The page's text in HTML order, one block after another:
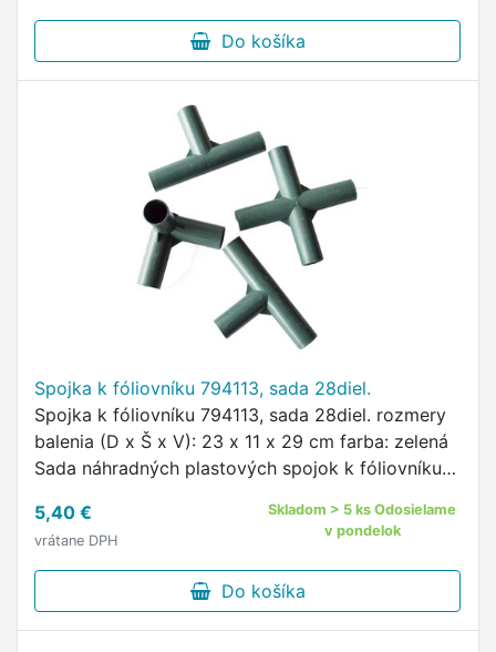
Do košíka
Spojka k fóliovníku 794113, sada 28diel.
Spojka k fóliovníku 794113, sada 28diel. rozmery
balenia (D x Š x V): 23 x 11 x 29 cm farba: zelená
Sada náhradných plastových spojok k fóliovníku
5,40 €
vrátane DPH
Skladom > 5 ks Odosielame
v pondelok
Do košíka